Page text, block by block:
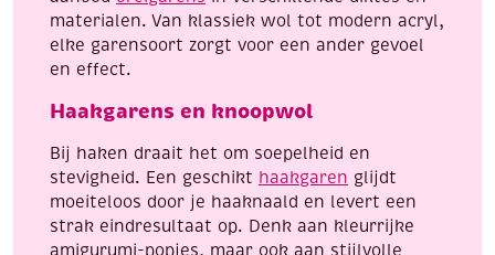
materialen. Van klassiek wol tot modern acryl,
elke garensoort zorgt voor een ander gevoel
en effect.
Haakgarens en knoopwol
Bij haken draait het om soepelheid en
stevigheid. Een geschikt haakgaren glijdt
moeiteloos door je haaknaald en levert een
strak eindresultaat op. Denk aan kleurrijke
amigurumi-popjes, maar ook aan stijlvolle